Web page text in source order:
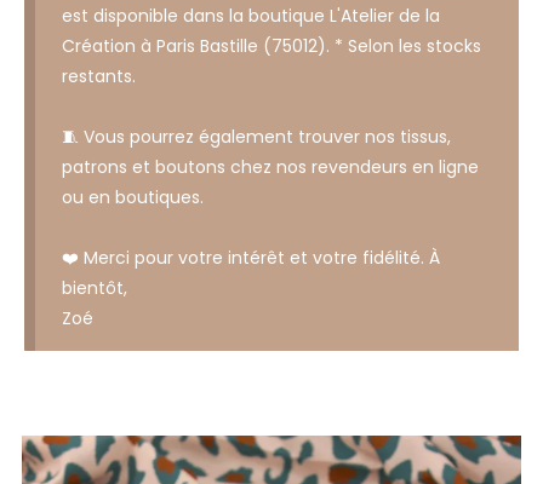
est disponible dans la boutique L'Atelier de la
Création à Paris Bastille (75012). * Selon les stocks
restants.
🧵 Vous pourrez également trouver nos tissus,
patrons et boutons chez nos revendeurs en ligne
ou en boutiques.
❤️ Merci pour votre intérêt et votre fidélité. À
bientôt,
Zoé